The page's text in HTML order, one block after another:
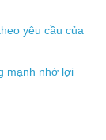
yêu cầu của
mạnh nhờ lợi